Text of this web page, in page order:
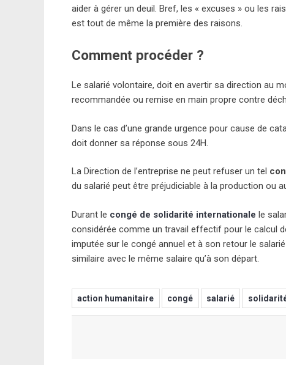
aider à gérer un deuil. Bref, les « excuses » ou les
est tout de même la première des raisons.
Comment procéder ?
Le salarié volontaire, doit en avertir sa direction au
recommandée ou remise en main propre contre
Dans le cas d’une grande urgence pour cause de
doit donner sa réponse sous 24H.
La Direction de l’entreprise ne peut refuser un tel
du salarié peut être préjudiciable à la production ou
Durant le congé de solidarité internationale le
considérée comme un travail effectif pour le calcul
imputée sur le congé annuel et à son retour le
similaire avec le même salaire qu’à son départ.
action humanitaire congé salarié